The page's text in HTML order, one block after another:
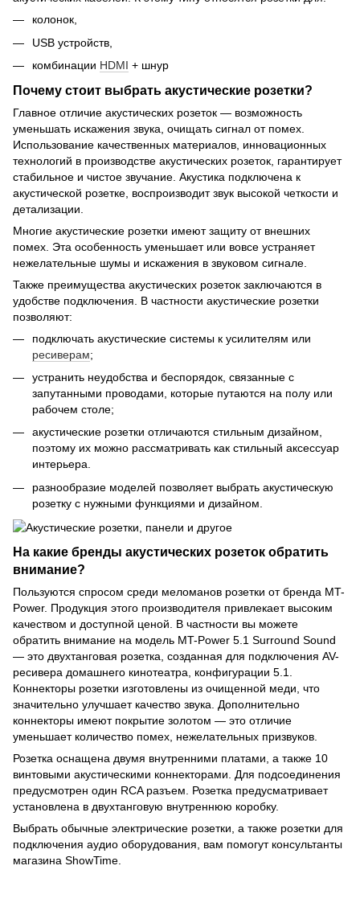
колонок,
USB устройств,
комбинации HDMI + шнур
Почему стоит выбрать акустические розетки?
Главное отличие акустических розеток — возможность
уменьшать искажения звука, очищать сигнал от помех.
Использование качественных материалов, инновационных
технологий в производстве акустических розеток, гарантирует
стабильное и чистое звучание. Акустика подключена к
акустической розетке, воспроизводит звук высокой четкости и
детализации.
Многие акустические розетки имеют защиту от внешних
помех. Эта особенность уменьшает или вовсе устраняет
нежелательные шумы и искажения в звуковом сигнале.
Также преимущества акустических розеток заключаются в
удобстве подключения. В частности акустические розетки
позволяют:
подключать акустические системы к усилителям или
ресиверам;
устранить неудобства и беспорядок, связанные с
запутанными проводами, которые путаются на полу или
рабочем столе;
акустические розетки отличаются стильным дизайном,
поэтому их можно рассматривать как стильный аксессуар
интерьера.
разнообразие моделей позволяет выбрать акустическую
розетку с нужными функциями и дизайном.
На какие бренды акустических розеток обратить
внимание?
Пользуются спросом среди меломанов розетки от бренда MT-
Power. Продукция этого производителя привлекает высоким
качеством и доступной ценой. В частности вы можете
обратить внимание на модель MT-Power 5.1 Surround Sound
— это двухтанговая розетка, созданная для подключения AV-
ресивера домашнего кинотеатра, конфигурации 5.1.
Коннекторы розетки изготовлены из очищенной меди, что
значительно улучшает качество звука. Дополнительно
коннекторы имеют покрытие золотом — это отличие
уменьшает количество помех, нежелательных призвуков.
Розетка оснащена двумя внутренними платами, а также 10
винтовыми акустическими коннекторами. Для подсоединения
предусмотрен один RCA разъем. Розетка предусматривает
установлена в двухтанговую внутреннюю коробку.
Выбрать обычные электрические розетки, а также розетки для
подключения аудио оборудования, вам помогут консультанты
магазина ShowTime.